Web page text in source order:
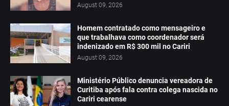
August 09, 2026
Homem contratado como mensageiro e
que trabalhava como coordenador será
indenizado em R$ 300 mil no Cariri
August 09, 2026
Ministério Público denuncia vereadora de
Curitiba após fala contra colega nascida no
Cariri cearense